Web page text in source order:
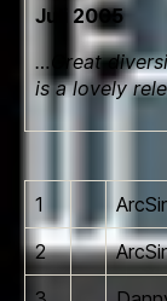
Juli 2005
…Great
is a lovely
1
2